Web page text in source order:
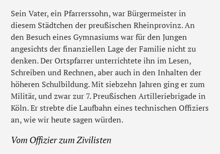
Sein Vater, ein Pfarrerssohn, war Bürgermeister in
diesem Städtchen der preußischen Rheinprovinz. An
den Besuch eines Gymnasiums war für den Jungen
angesichts der finanziellen Lage der Familie nicht zu
denken. Der Ortspfarrer unterrichtete ihn im Lesen,
Schreiben und Rechnen, aber auch in den Inhalten der
höheren Schulbildung. Mit siebzehn Jahren ging er zum
Militär, und zwar zur 7. Preußischen Artilleriebrigade in
Köln. Er strebte die Laufbahn eines technischen Offiziers
an, wie wir heute sagen würden.
Vom Offizier zum Zivilisten